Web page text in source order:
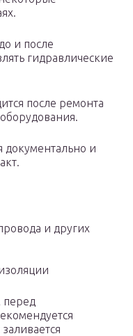
и после
гидравлические
после ремонта
документально и
и других
перед